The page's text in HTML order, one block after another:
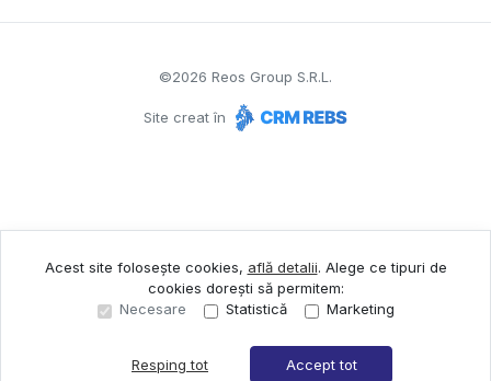
©2026 Reos Group S.R.L.
Site creat în
Acest site folosește cookies, află detalii. Alege ce tipuri de
cookies dorești să permitem:
Necesare
Statistică Marketing
Resping tot Accept tot